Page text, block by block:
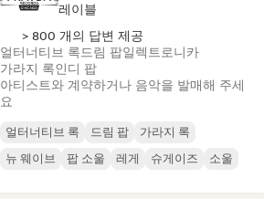
레이블
> 800 개의 답변 제공
얼터너티브 록드림 팝일렉트로니카
가라지 록인디 팝
아티스트와 계약하거나 음악을 발매해 주세
요
얼터너티브 록 드림 팝
가라지 록
뉴 웨이브
팝 소울 레게 슈게이즈 소울